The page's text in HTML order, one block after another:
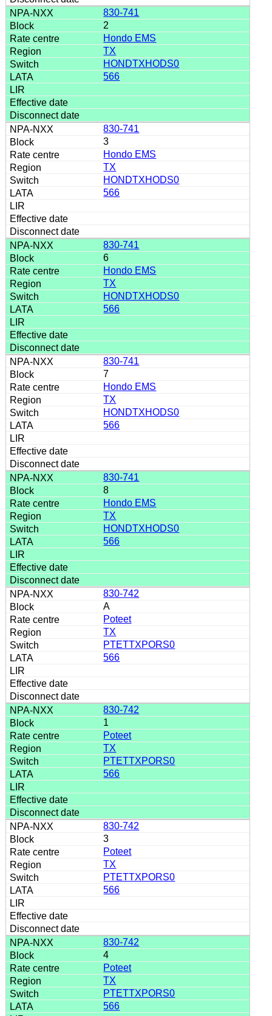
830-741
2
Hondo EMS
TX
HONDTXHODS0
566
830-741
3
Hondo EMS
TX
HONDTXHODS0
566
830-741
6
Hondo EMS
TX
HONDTXHODS0
566
830-741
7
Hondo EMS
TX
HONDTXHODS0
566
830-741
8
Hondo EMS
TX
HONDTXHODS0
566
830-742
A
Poteet
TX
PTETTXPORS0
566
830-742
1
Poteet
TX
PTETTXPORS0
566
830-742
3
Poteet
TX
PTETTXPORS0
566
830-742
4
Poteet
TX
PTETTXPORS0
566